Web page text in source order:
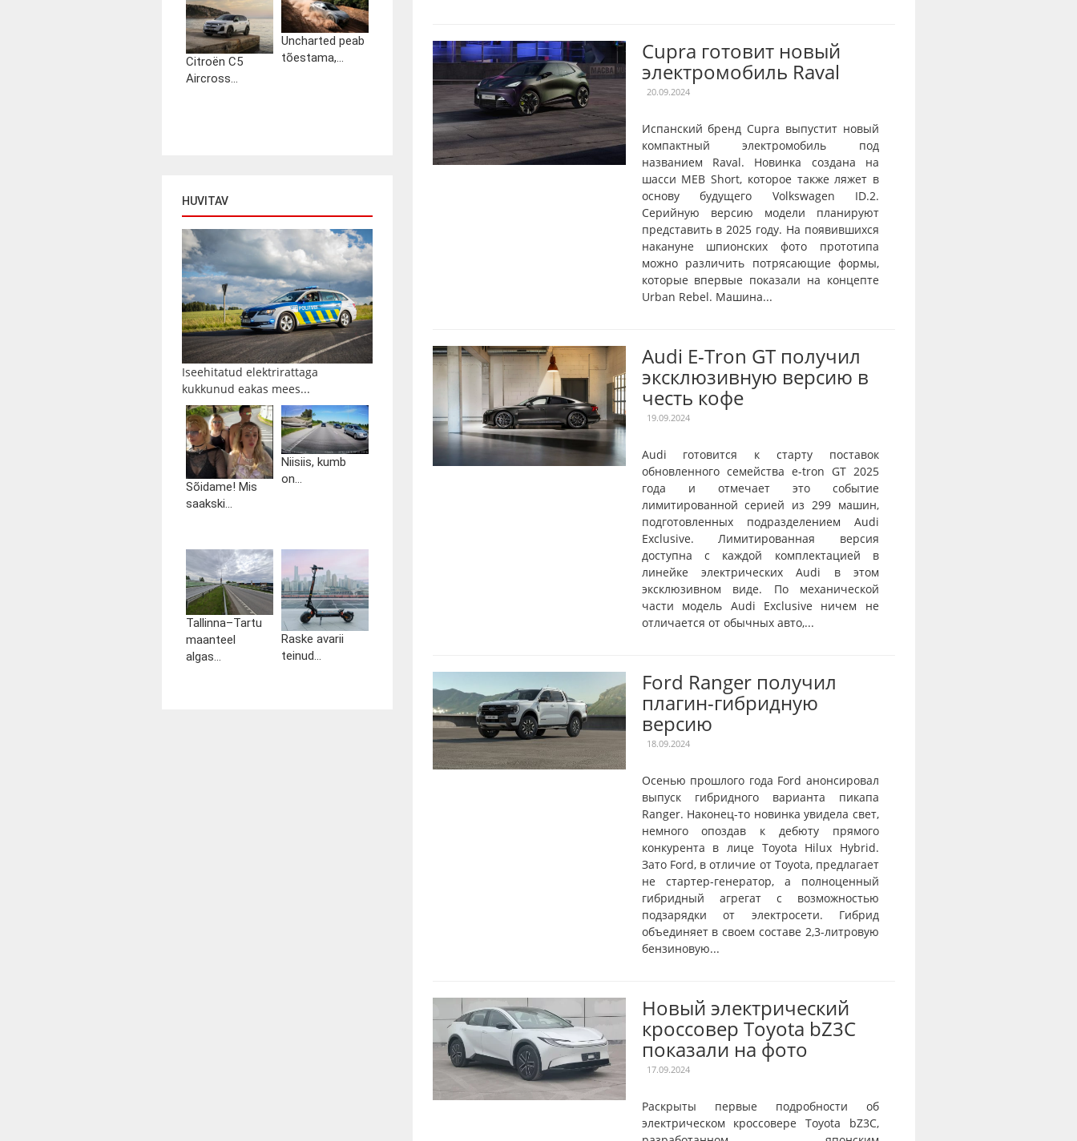
Citroën C5
Aircross...
Uncharted peab
tõestama,...
HUVITAV
Iseehitatud elektrirattaga
kukkunud eakas mees...
Sõidame! Mis
saakski...
Niisiis, kumb
on...
Tallinna–Tartu
maanteel
algas...
Raske avarii
teinud...
Cupra готовит новый
электромобиль Raval
20.09.2024
Испанский бренд Cupra выпустит новый
компактный электромобиль под
названием Raval. Новинка создана на
шасси MEB Short, которое также ляжет в
основу будущего Volkswagen ID.2.
Серийную версию модели планируют
представить в 2025 году. На появившихся
накануне шпионских фото прототипа
можно различить потрясающие формы,
которые впервые показали на концепте
Urban Rebel. Машина...
Audi E-Tron GT получил
эксклюзивную версию в
честь кофе
19.09.2024
Audi готовится к старту поставок
обновленного семейства e-tron GT 2025
года и отмечает это событие
лимитированной серией из 299 машин,
подготовленных подразделением Audi
Exclusive. Лимитированная версия
доступна с каждой комплектацией в
линейке электрических Audi в этом
эксклюзивном виде. По механической
части модель Audi Exclusive ничем не
отличается от обычных авто,...
Ford Ranger получил
плагин-гибридную
версию
18.09.2024
Осенью прошлого года Ford анонсировал
выпуск гибридного варианта пикапа
Ranger. Наконец-то новинка увидела свет,
немного опоздав к дебюту прямого
конкурента в лице Toyota Hilux Hybrid.
Зато Ford, в отличие от Toyota, предлагает
не стартер-генератор, а полноценный
гибридный агрегат с возможностью
подзарядки от электросети. Гибрид
объединяет в своем составе 2,3-литровую
бензиновую...
Новый электрический
кроссовер Toyota bZ3C
показали на фото
17.09.2024
Раскрыты первые подробности об
электрическом кроссовере Toyota bZ3C,